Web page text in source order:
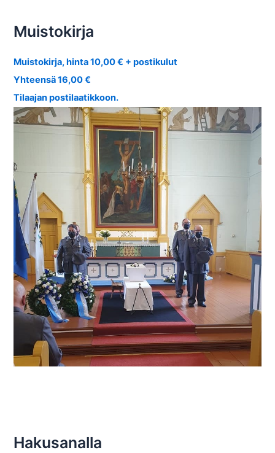
Muistokirja
Muistokirja, hinta 10,00 € + postikulut
Yhteensä 16,00 €
Tilaajan postilaatikkoon.
Hakusanalla